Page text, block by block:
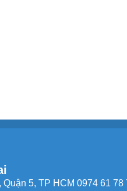
5, TP HCM 0974 61 78